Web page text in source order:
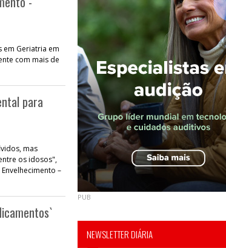
Geriatria em
com mais de
para
mas
os idosos",
–
PUB
NEWSLETTER DIÁRIA